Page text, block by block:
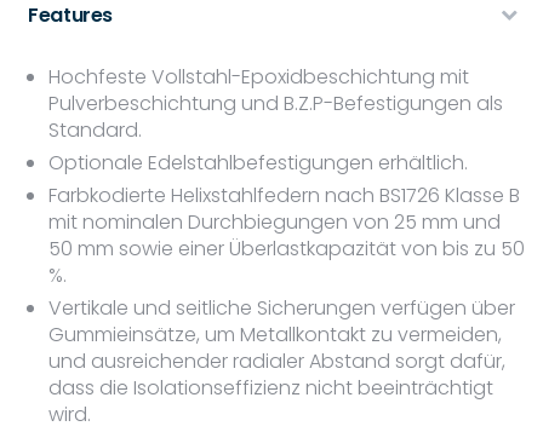
Features
Hochfeste Vollstahl-Epoxidbeschichtung mit
Pulverbeschichtung und B.Z.P-Befestigungen als
Standard.
Optionale Edelstahlbefestigungen erhältlich.
Farbkodierte Helixstahlfedern nach BS1726 Klasse B
mit nominalen Durchbiegungen von 25 mm und
50 mm sowie einer Überlastkapazität von bis zu 50
%.
Vertikale und seitliche Sicherungen verfügen über
Gummieinsätze, um Metallkontakt zu vermeiden,
und ausreichender radialer Abstand sorgt dafür,
dass die Isolationseffizienz nicht beeinträchtigt
wird.